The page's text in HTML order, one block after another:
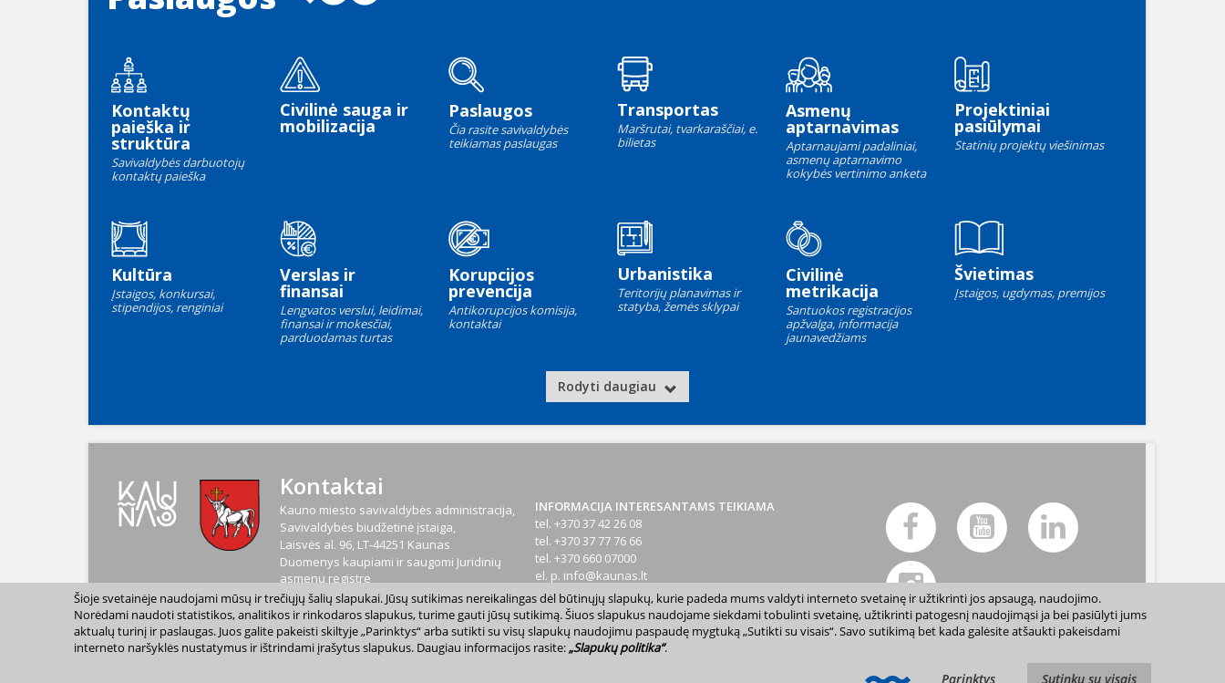
Kontaktų
paieška ir
struktūra
Savivaldybės darbuotojų
kontaktų paieška
Civilinė sauga ir
mobilizacija
Paslaugos
Čia rasite savivaldybės
teikiamas paslaugas
Transportas
Maršrutai, tvarkaraščiai, e.
bilietas
Asmenų
aptarnavimas
Aptarnaujami padaliniai,
asmenų aptarnavimo
kokybės vertinimo anketa
Projektiniai
pasiūlymai
Statinių projektų viešinimas
Kultūra
Įstaigos, konkursai,
stipendijos, renginiai
Verslas ir
finansai
Lengvatos verslui, leidimai,
finansai ir mokesčiai,
parduodamas turtas
Korupcijos
prevencija
Antikorupcijos komisija,
kontaktai
Urbanistika
Teritorijų planavimas ir
statyba, žemės sklypai
Civilinė
metrikacija
Santuokos registracijos
apžvalga, informacija
jaunavedžiams
Švietimas
Įstaigos, ugdymas, premijos
Rodyti daugiau
Kontaktai
Kauno miesto savivaldybės administracija,
Savivaldybės biudžetinė įstaiga,
Laisvės al. 96, LT-44251 Kaunas
Duomenys kaupiami ir saugomi Juridinių
asmenų registre
Kodas188764867
PVM mokėtojo kodasLT 887648610
INFORMACIJA INTERESANTAMS TEIKIAMA
tel. +370 37 42 26 08
tel. +370 37 77 76 66
tel. +370 660 07000
el. p. info@kaunas.lt
2023 m. Kauno miesto savivaldybė. Kopijuoti ir platinti www.kaunas.lt skelbiamą informaciją be autorių sutikimo draudžiama. |
Šioje svetainėje naudojami mūsų ir trečiųjų šalių slapukai. Jūsų sutikimas nereikalingas dėl būtinųjų slapukų, kurie padeda mums valdyti interneto svetainę ir užtikrinti jos apsaugą, naudojimo.
Norėdami naudoti statistikos, analitikos ir rinkodaros slapukus, turime gauti jūsų sutikimą. Šiuos slapukus naudojame siekdami tobulinti svetainę, užtikrinti patogesnį naudojimąsi ja bei pasiūlyti jums
aktualų turinį ir paslaugas. Juos galite pakeisti skiltyje „Parinktys“ arba sutikti su visų slapukų naudojimu paspaudę mygtuką „Sutikti su visais“. Savo sutikimą bet kada galėsite atšaukti pakeisdami
interneto naršyklės nustatymus ir ištrindami įrašytus slapukus. Daugiau informacijos rasite:„Slapukų politika“.
Parinktys Sutinku su visais